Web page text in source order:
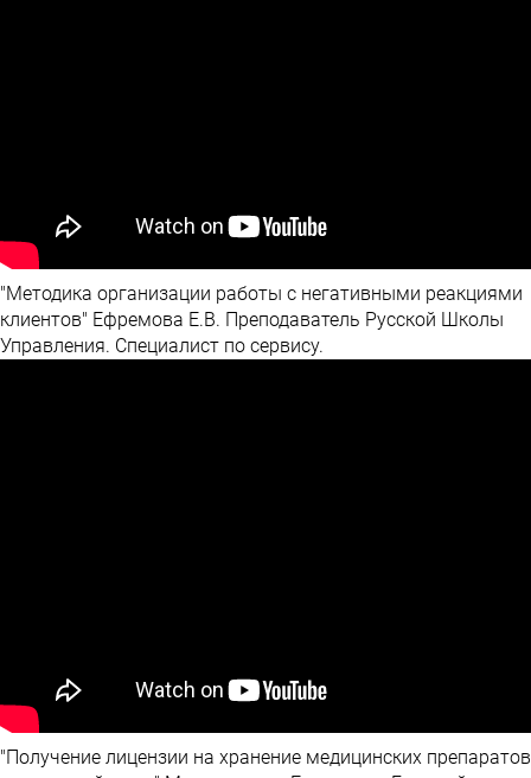
"Методика организации работы с негативными реакциями
клиентов" Ефремова Е.В. Преподаватель Русской Школы
Управления. Специалист по сервису.
"Получение лицензии на хранение медицинских препаратов